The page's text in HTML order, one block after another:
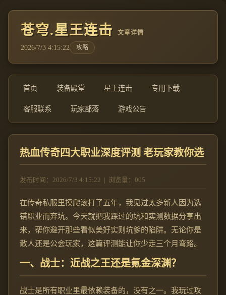
苍穹.星王连击 文章详情
2026/7/3 4:15:22 攻略
首页 装备殿堂 星王连击 专用下载
客服联系 玩家部落 游戏公告
热血传奇四大职业深度评测 老玩家教你选
发布时间：2026/7/3 4:15:22 浏览量：005
在传奇私服里摸爬滚打了五年，我见过太多新人因为选
错职业而弃坑。今天就把我踩过的坑和实测数据分享出
来，帮你避开那些看似美好实则坑爹的陷阱。无论你是
散人还是公会玩家，这篇评测能让你少走三个月弯路。
一、战士：近战之王还是氪金深渊？
战士是所有职业里最依赖装备的，没有之一。我玩过攻